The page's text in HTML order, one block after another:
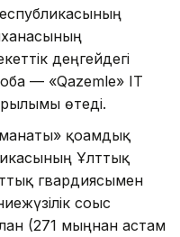
деңгейдегі
— «Qazemle» IT
өтеді.
қоғамдық
Ұлттық
гвардиясымен
соғыс
(271 мыңнан астам